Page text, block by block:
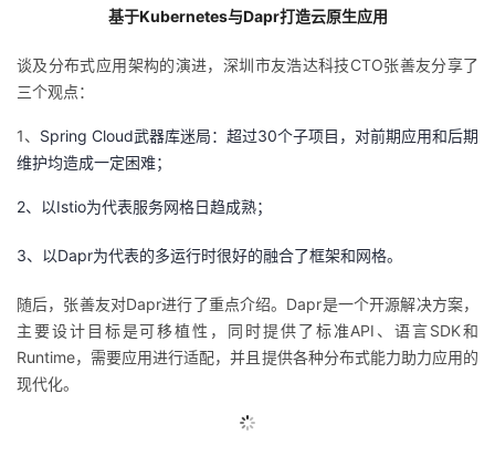
基于Kubernetes与Dapr打造云原生应用
谈及分布式应用架构的演进，深圳市友浩达科技CTO张善友分享了
三个观点：
1、 Spring Cloud武器库迷局：超过30个子项目，对前期应用和后期
维护均造成一定困难；
2、以Istio为代表服务网格日趋成熟；
3、以Dapr为代表的多运行时很好的融合了框架和网格。
随后，张善友对Dapr进行了重点介绍。 Dapr是一个开源解决方案，
主要设计目标是可移植性，同时提供了标准API 、语言SDK和
Runtime，需要应用进行适配，并且提供各种分布式能力助力应用的
现代化。